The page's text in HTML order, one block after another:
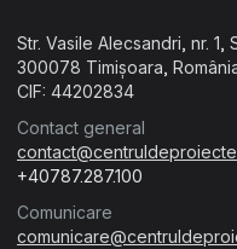
Str. Vasile Alecsandri, nr. 1,
300078 Timișoara,
CIF: 44202834
Contact general
+40787.287.100
Comunicare